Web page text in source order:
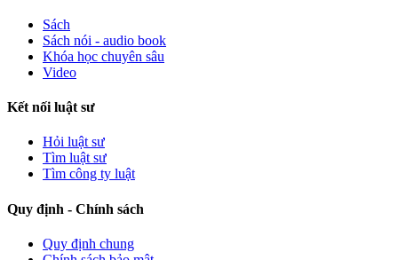
Sách
Sách nói - audio book
Khóa học chuyên sâu
Video
Kết nối luật sư
Hỏi luật sư
Tìm luật sư
Tìm công ty luật
Quy định - Chính sách
Quy định chung